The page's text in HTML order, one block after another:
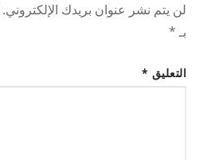
لن يتم نشر عنوان بريدك الإلكتروني.
بـ*
التعليق *